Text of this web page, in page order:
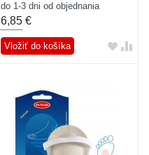
do 1-3 dni od objednania
6,85€
Vložiť do košíka